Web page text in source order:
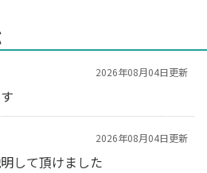
2026年08月04日更新
2026年08月04日更新
して頂けました